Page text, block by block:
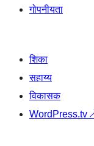
गोपनीयता
शिका
सहाय्य
विकासक
WordPress.tv